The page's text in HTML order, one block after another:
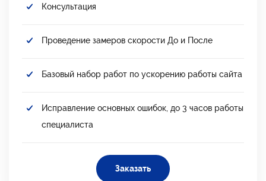
Консультация
Проведение замеров скорости До и После
Базовый набор работ по ускорению работы сайта
Исправление основных ошибок, до 3 часов работы
специалиста
Заказать